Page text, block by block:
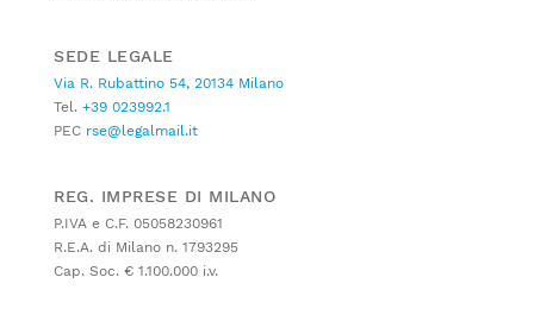
SEDE LEGALE
Via R. Rubattino 54, 20134 Milano
Tel. +39 023992.1
PEC rse@legalmail.it
REG. IMPRESE DI MILANO
P.IVA e C.F. 05058230961
R.E.A. di Milano n. 1793295
Cap. Soc. € 1.100.000 i.v.